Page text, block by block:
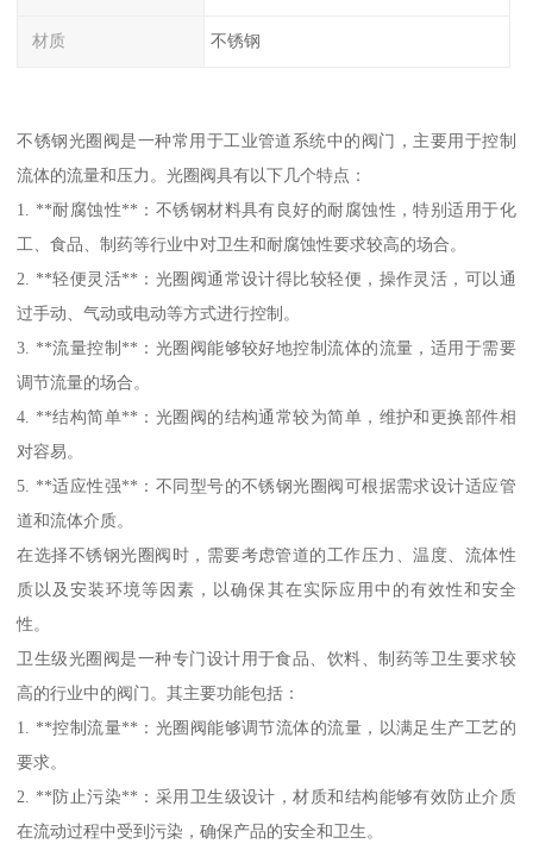
材质 不锈钢
不锈钢光圈阀是一种常用于工业管道系统中的阀门，主要用于控制
流体的流量和压力。光圈阀具有以下几个特点：
1. **耐腐蚀性**：不锈钢材料具有良好的耐腐蚀性，特别适用于化
工、食品、制药等行业中对卫生和耐腐蚀性要求较高的场合。
2. **轻便灵活**：光圈阀通常设计得比较轻便，操作灵活，可以通
过手动、气动或电动等方式进行控制。
3. **流量控制**：光圈阀能够较好地控制流体的流量，适用于需要
调节流量的场合。
4. **结构简单**：光圈阀的结构通常较为简单，维护和更换部件相
对容易。
5. **适应性强**：不同型号的不锈钢光圈阀可根据需求设计适应管
道和流体介质。
在选择不锈钢光圈阀时，需要考虑管道的工作压力、温度、流体性
质以及安装环境等因素，以确保其在实际应用中的有效性和安全
性。
卫生级光圈阀是一种专门设计用于食品、饮料、制药等卫生要求较
高的行业中的阀门。其主要功能包括：
1. **控制流量**：光圈阀能够调节流体的流量，以满足生产工艺的
要求。
2. **防止污染**：采用卫生级设计，材质和结构能够有效防止介质
在流动过程中受到污染，确保产品的安全和卫生。